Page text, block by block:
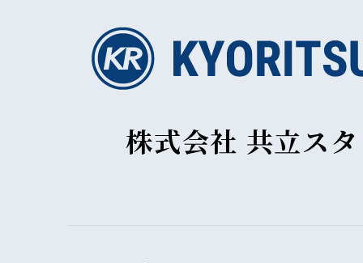
株式会社 共立ス